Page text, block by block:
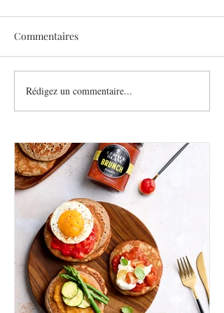
Commentaires
Rédigez un commentaire...